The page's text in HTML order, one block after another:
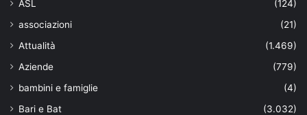
ASL
(124)
associazioni
(21)
Attualità
(1.469)
Aziende
(779)
bambini e famiglie
(4)
Bari e Bat
(3.032)